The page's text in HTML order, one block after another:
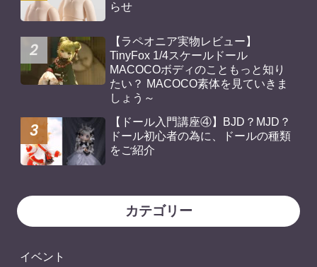
らせ
【ラペオニア実物レビュー】
TinyFox 1/4スケールドール
MACOCOボディのこともっと知り
たい？ MACOCO素体を見ていきま
しょう～
【ドール入門講座④】BJD？MJD？
ドール初心者の為に、ドールの種類
をご紹介
カテゴリー
イベント